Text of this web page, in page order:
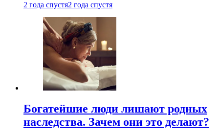
2 года спустя2 года спустя
Богатейшие люди лишают родных
наследства. Зачем они это делают?